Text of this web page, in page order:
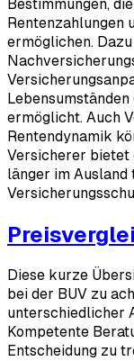
Bestimmungen,
Rentenzahlungen
ermöglichen.
ermöglicht. Auch
Rentendynamik
Versicherer bietet
länger im Ausland
Diese kurze
bei der BUV zu
unterschiedlicher
Kompetente
Entscheidung zu